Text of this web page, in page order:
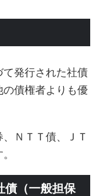
発行された社債
債権者よりも優
ＮＴＴ債、ＪＴ
債（一般担保